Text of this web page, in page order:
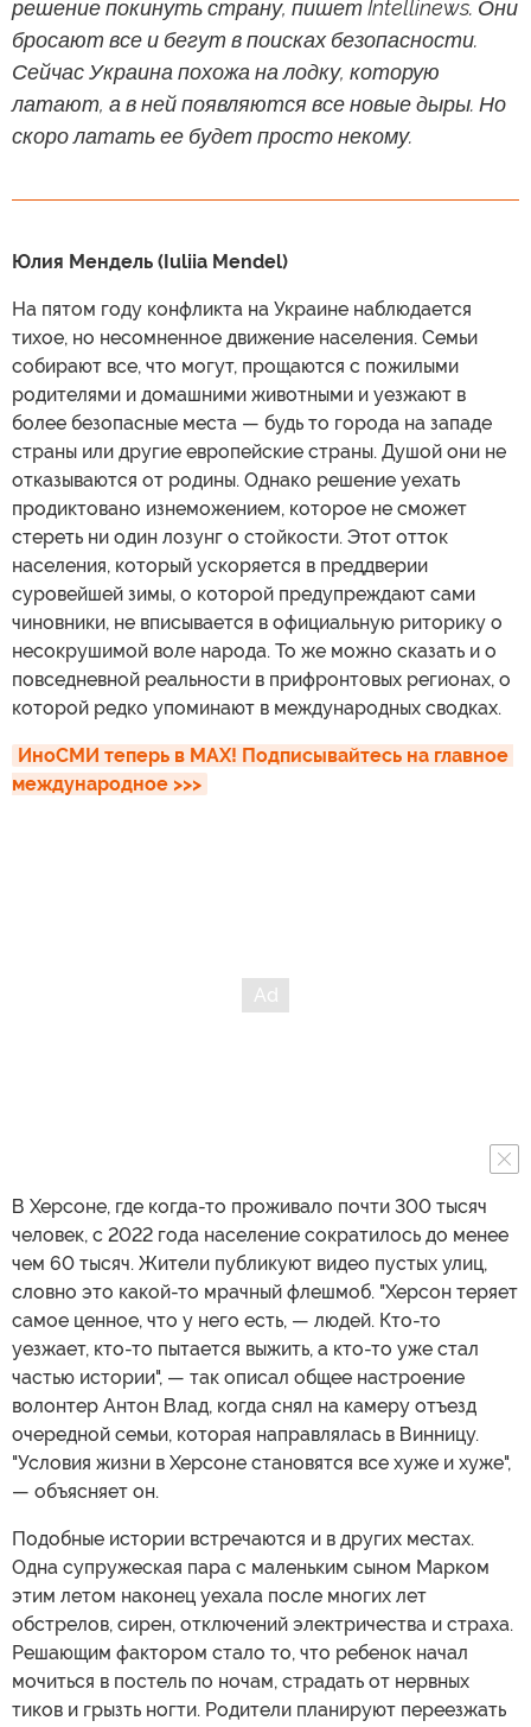
решение покинуть страну, пишет Intellinews. Они
бросают все и бегут в поисках безопасности.
Сейчас Украина похожа на лодку, которую
латают, а в ней появляются все новые дыры. Но
скоро латать ее будет просто некому.
Юлия Мендель (Iuliia Mendel)
На пятом году конфликта на Украине наблюдается
тихое, но несомненное движение населения. Семьи
собирают все, что могут, прощаются с пожилыми
родителями и домашними животными и уезжают в
более безопасные места — будь то города на западе
страны или другие европейские страны. Душой они не
отказываются от родины. Однако решение уехать
продиктовано изнеможением, которое не сможет
стереть ни один лозунг о стойкости. Этот отток
населения, который ускоряется в преддверии
суровейшей зимы, о которой предупреждают сами
чиновники, не вписывается в официальную риторику о
несокрушимой воле народа. То же можно сказать и о
повседневной реальности в прифронтовых регионах, о
которой редко упоминают в международных сводках.
ИноСМИ теперь в MAX! Подписывайтесь на главное
международное >>>
В Херсоне, где когда-то проживало почти 300 тысяч
человек, с 2022 года население сократилось до менее
чем 60 тысяч. Жители публикуют видео пустых улиц,
словно это какой-то мрачный флешмоб. "Херсон теряет
самое ценное, что у него есть, — людей. Кто-то
уезжает, кто-то пытается выжить, а кто-то уже стал
частью истории", — так описал общее настроение
волонтер Антон Влад, когда снял на камеру отъезд
очередной семьи, которая направлялась в Винницу.
"Условия жизни в Херсоне становятся все хуже и хуже",
— объясняет он.
Подобные истории встречаются и в других местах.
Одна супружеская пара с маленьким сыном Марком
этим летом наконец уехала после многих лет
обстрелов, сирен, отключений электричества и страха.
Решающим фактором стало то, что ребенок начал
мочиться в постель по ночам, страдать от нервных
тиков и грызть ногти. Родители планируют переезжать